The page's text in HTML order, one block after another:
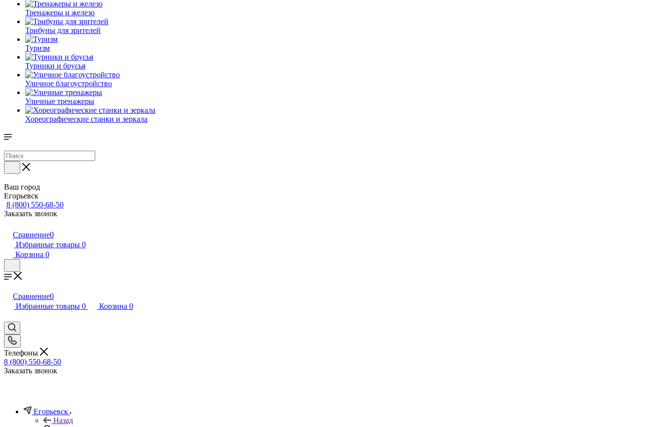
Тренажеры и железо
Трибуны для зрителей
Туризм
Турники и брусья
Уличное благоустройство
Уличные тренажеры
Хореографические станки и зеркала
Ваш город
Егорьевск
8 (800) 550-68-50
Заказать звонок
Сравнение0
Избранные товары 0
Корзина 0
Сравнение0
Избранные товары 0 Корзина 0
Телефоны
8 (800) 550-68-50
Заказать звонок
Егорьевск
Назад